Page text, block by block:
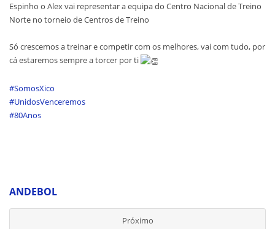
Espinho o Alex vai representar a equipa do Centro Nacional de Treino
Norte no torneio de Centros de Treino
Só crescemos a treinar e competir com os melhores, vai com tudo, por
cá estaremos sempre a torcer por ti
#SomosXico
#UnidosVenceremos
#80Anos
ANDEBOL
Próximo